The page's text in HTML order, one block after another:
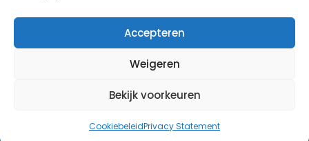
Accepteren
Weigeren
Bekijk voorkeuren
CookiebeleidPrivacy Statement
© MeerRadio 2025